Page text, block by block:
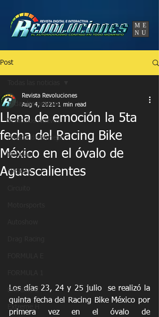
ME
NU
Post
Todas las noticias
Vehículos Nuevos
Prueba de Manejo
Noticias
NASCAR
Extreme E
Extreme H
Llena de emoción la 5ta
fecha del Racing Bike
México en el óvalo de
Aguascalientes
Revista Revoluciones
Aug 4, 2021 1 min read
Los días 23, 24 y 25 julio  se realizó la
quinta fecha del Racing Bike México por
primera vez en el óvalo de